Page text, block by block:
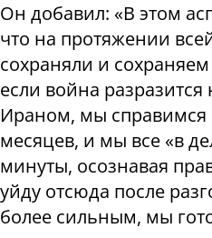
Он добавил: «В этом
что на протяжении
сохраняли и
если война разразится
Ираном, мы справимся
месяцев, и мы все «в
минуты, осознавая
уйду отсюда после
более сильным, мы